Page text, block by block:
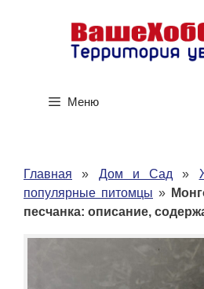
содержимому
Меню
Главная » Дом и Сад »
популярные питомцы »
песчанка: описание,